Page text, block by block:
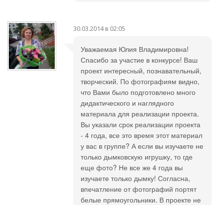
30.03.2014 в 02:05
Уважаемая Юлия Владимировна!
Спасибо за участие в конкурсе! Ваш
проект интересный, познавательный,
творческий. По фотографиям видно,
что Вами было подготовлено много
дидактического и наглядного
материала для реализации проекта.
Вы указали срок реализации проекта
- 4 года, все это время этот материал
у вас в группе? А если вы изучаете не
только дымковскую игрушку, то где
еще фото? Не все же 4 года вы
изучаете только дымку! Согласна,
впечатление от фотографий портят
белые прямоугольники. В проекте не